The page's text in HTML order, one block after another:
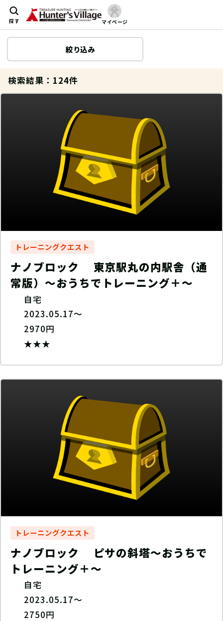
探す マイページ
検索結果 ：124件
トレーニングクエスト
ナノブロック 東京駅丸の内駅舎（通
常版）〜おうちでトレーニング＋〜
自宅
2023.05.17～
2970円
★★★
トレーニングクエスト
ナノブロック ピサの斜塔〜おうちで
トレーニング＋〜
自宅
2023.05.17～
2750円
絞り込み